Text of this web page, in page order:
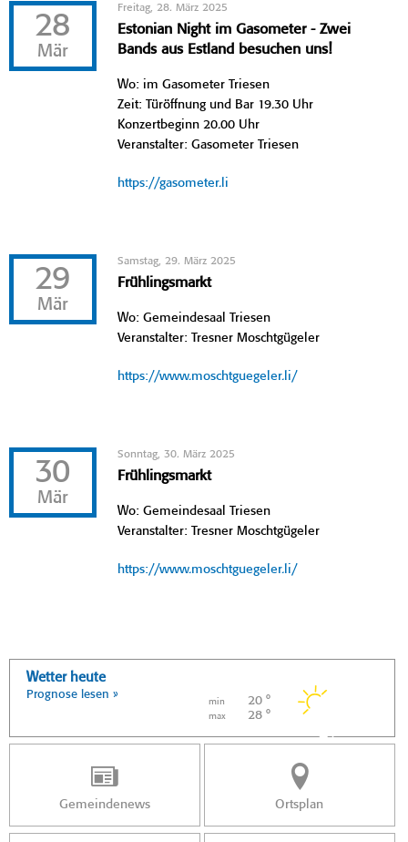
28
Mär
Freitag, 28. März 2025
Estonian Night im Gasometer - Zwei
Bands aus Estland besuchen uns!
Wo: im Gasometer Triesen
Zeit: Türöffnung und Bar 19.30 Uhr
Konzertbeginn 20.00 Uhr
Veranstalter: Gasometer Triesen
https://gasometer.li
29
Mär
Samstag, 29. März 2025
Frühlingsmarkt
Wo: Gemeindesaal Triesen
Veranstalter: Tresner Moschtgügeler
https://www.moschtguegeler.li/
30
Mär
Sonntag, 30. März 2025
Frühlingsmarkt
Wo: Gemeindesaal Triesen
Veranstalter: Tresner Moschtgügeler
https://www.moschtguegeler.li/
Wetter heute
Prognose lesen »
min 20 °
max 28 °
Gemeindenews Ortsplan